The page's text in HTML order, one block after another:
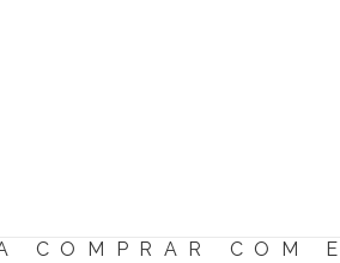
COMPRAR COM